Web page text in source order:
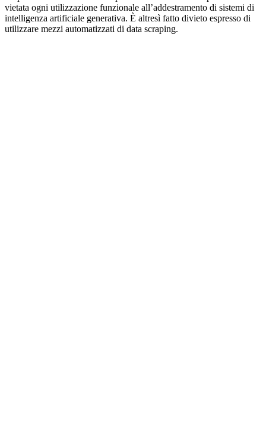
vietata ogni utilizzazione funzionale all’addestramento di sistemi di
intelligenza artificiale generativa. È altresì fatto divieto espresso di
utilizzare mezzi automatizzati di data scraping.